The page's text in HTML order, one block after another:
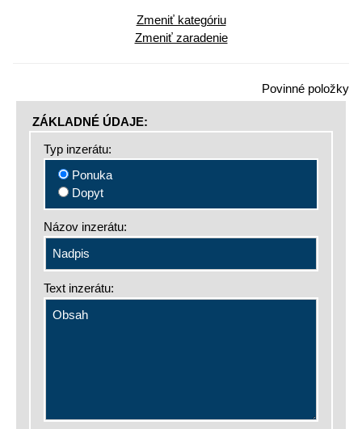
Zmeniť kategóriu
Zmeniť zaradenie
Povinné položky
ZÁKLADNÉ ÚDAJE:
Typ inzerátu:
Ponuka
Dopyt
Názov inzerátu:
Text inzerátu: